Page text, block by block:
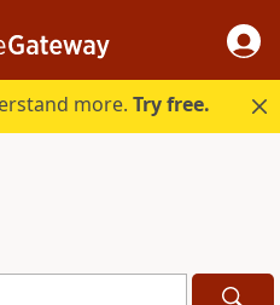
more.Try free.